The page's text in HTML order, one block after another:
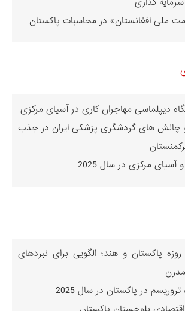
ملی افغانستان» در محاسبات پاکستان
دیپلماسی مهاجران کاری در آسیای مرکزی
های گردشگری پزشکی ایران در جذب
آسیای مرکزی در سال 2025
پاکستان و هند؛ الگویی برای نبردهای
در پاکستان در سال 2025